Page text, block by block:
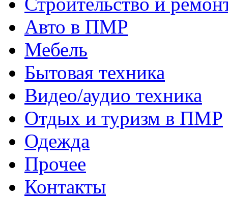
Авто в ПМР
Мебель
Бытовая техника
Видео/аудио техника
Отдых и туризм в ПМР
Одежда
Прочее
Контакты